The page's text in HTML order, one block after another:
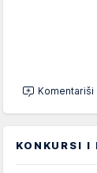
Komentariši
KONKURSI I